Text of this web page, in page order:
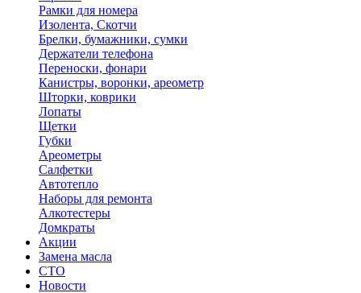
Рамки для номера
Изолента, Скотчи
Брелки, бумажники, сумки
Держатели телефона
Переноски, фонари
Канистры, воронки, ареометр
Шторки, коврики
Лопаты
Щетки
Губки
Ареометры
Салфетки
Автотепло
Наборы для ремонта
Алкотестеры
Домкраты
Акции
Замена масла
СТО
Новости